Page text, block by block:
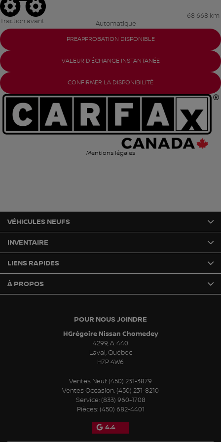
Traction avant Automatique
68 668 km
PREAPPROBATION DISPONIBLE
VALEUR D'ÉCHANGE INSTANTANÉE
CONFIRMER LA DISPONIBILITÉ
Mentions légales
POUR NOUS JOINDRE
HGrégoire Nissan Chomedey
4299, A. 440
Laval,Québec
H7P 4W6
Ventes Neuf: (450) 231-3879
Ventes Occasion: (450) 231-8210
Service: (833) 960-1708
Pièces: (450) 682-4401
4.4
VÉHICULES NEUFS
INVENTAIRE
LIENS RAPIDES
À PROPOS